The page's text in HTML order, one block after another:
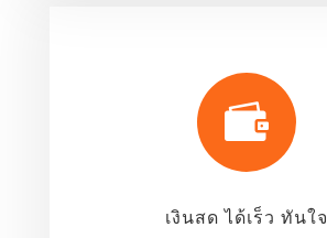

เงินสด ได้เร็ว ทันใจ